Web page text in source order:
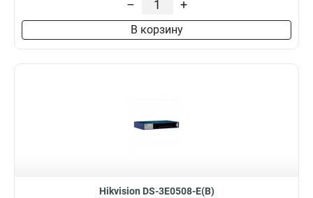
– +
В корзину
Hikvision DS-3E0508-E(B)